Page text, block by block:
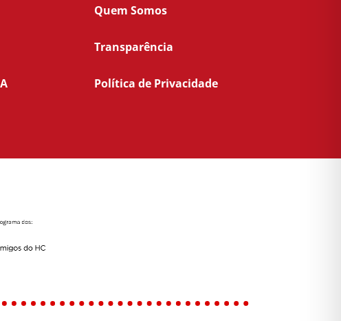
Quem Somos
Transparência
Política de Privacidade